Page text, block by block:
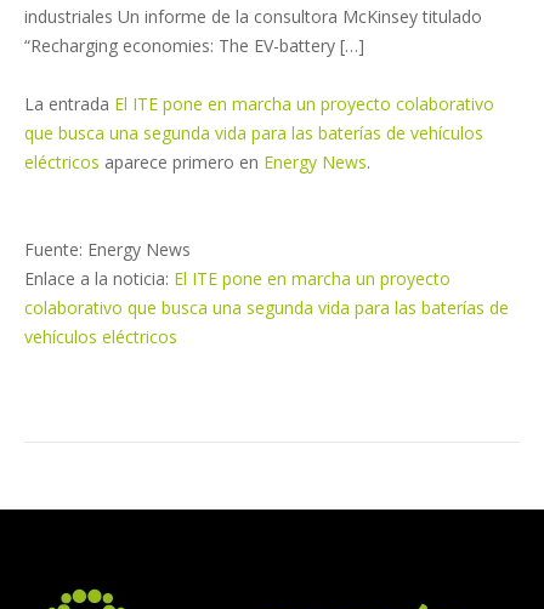
industriales Un informe de la consultora McKinsey titulado
“Recharging economies: The EV-battery […]
La entrada El ITE pone en marcha un proyecto colaborativo
que busca una segunda vida para las baterías de vehículos
eléctricos aparece primero en Energy News.
Fuente: Energy News
Enlace a la noticia: El ITE pone en marcha un proyecto
colaborativo que busca una segunda vida para las baterías de
vehículos eléctricos